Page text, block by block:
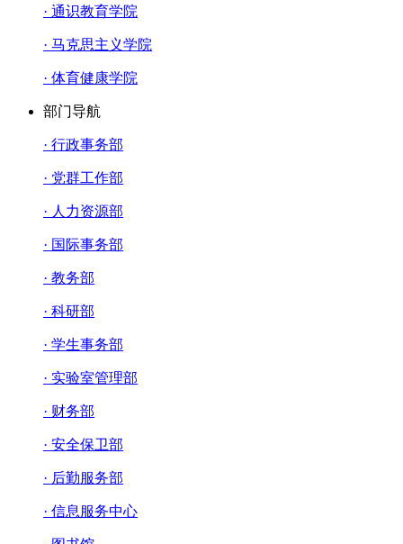
· 通识教育学院
· 马克思主义学院
· 体育健康学院
部门导航
· 行政事务部
· 党群工作部
· 人力资源部
· 国际事务部
· 教务部
· 科研部
· 学生事务部
· 实验室管理部
· 财务部
· 安全保卫部
· 后勤服务部
· 信息服务中心